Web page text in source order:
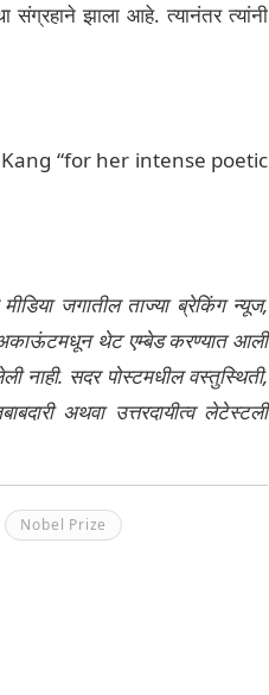
झाला आहे. त्यानंतर त्यांनी
“for her intense poetic
जगातील ताज्या ब्रेकिंग न्यूज,
अकाऊंटमधून थेट एम्बेड करण्यात आली
नाही. सदर पोस्टमधील वस्तुस्थिती,
अथवा उत्तरदायीत्व लेटेस्टली
Nobel Prize